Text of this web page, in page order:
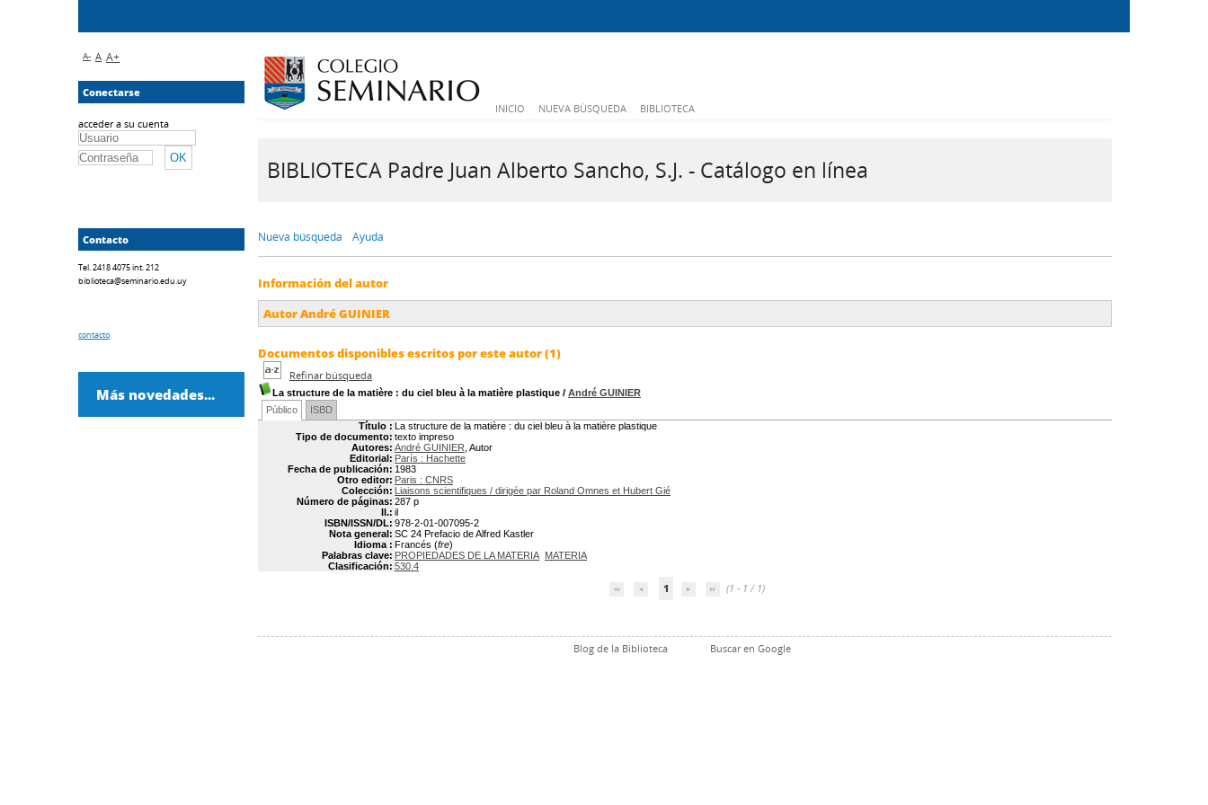
INICIO NUEVA BÚSQUEDA BIBLIOTECA
BIBLIOTECA Padre Juan Alberto Sancho, S.J. - Catálogo en línea
Nueva búsqueda Ayuda
Información del autor
Autor André GUINIER
Documentos disponibles escritos por este autor (1)
Refinar búsqueda
La structure de la matière : du ciel bleu à la matière plastique / André GUINIER
Público
ISBD
Título : La structure de la matière : du ciel bleu à la matière plastique
Tipo de documento: texto impreso
Autores: André GUINIER , Autor
Editorial: París : Hachette
Fecha de publicación: 1983
Otro editor: Paris : CNRS
Colección: Liaisons scientifiques / dirigée par Roland Omnes et Hubert Gié
Número de páginas: 287 p
Il.: il
ISBN/ISSN/DL: 978-2-01-007095-2
Nota general: SC 24 Prefacio de Alfred Kastler
Idioma : Francés (fre)
Palabras clave: PROPIEDADES DE LA MATERIA MATERIA
Clasificación: 530.4
1 (1 - 1 / 1)
Blog de la Biblioteca Buscar en Google
A- A A+
Conectarse
acceder a su cuenta
Contacto
Tel. 2418 4075 int. 212
biblioteca@seminario.edu.uy
contacto
Más novedades...